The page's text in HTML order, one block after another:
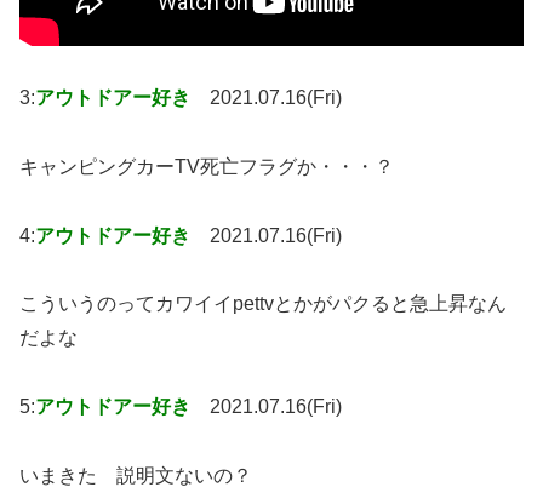
3:アウトドアー好き 2021.07.16(Fri)
キャンピングカーTV死亡フラグか・・・？
4:アウトドアー好き 2021.07.16(Fri)
こういうのってカワイイpettvとかがパクると急上昇なん
だよな
5:アウトドアー好き 2021.07.16(Fri)
いまきた 説明文ないの？